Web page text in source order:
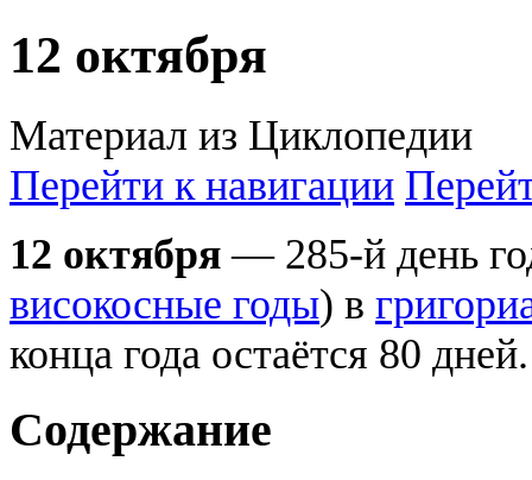
12 октября
Материал из Циклопедии
Перейти к навигации
12 октября — 285-й день
високосные годы) в
конца года остаётся 80 дней.
Содержание